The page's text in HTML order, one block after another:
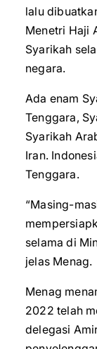
lalu
Menetri Haji
Syarikah
negara.
Ada enam
Tenggara,
Syarikah
Iran.
Tenggara.
“Masing-
selama di
jelas Menag.
Menag
2022 telah
delegasi